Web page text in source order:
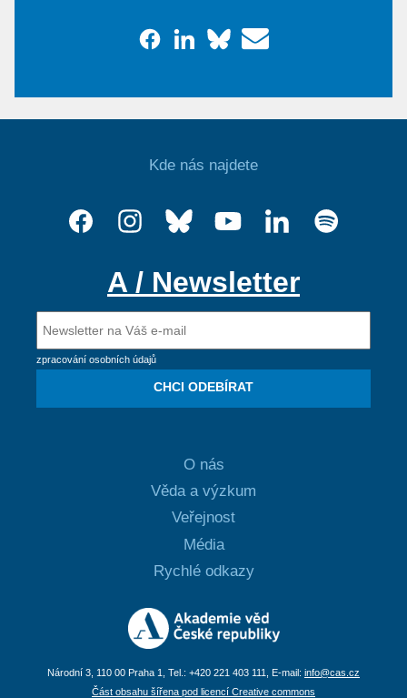
Kde nás najdete
A / Newsletter
zpracování osobních údajů
CHCI ODEBÍRAT
O nás
Věda a výzkum
Veřejnost
Média
Rychlé odkazy
Národní 3, 110 00 Praha 1, Tel.: +420 221 403 111, E-mail: info@cas.cz
Část obsahu šířena pod licencí Creative commons